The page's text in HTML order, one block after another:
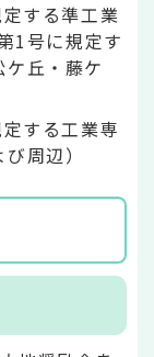
する準工業
1号に規定す
丘・藤ケ
する工業専
周辺）